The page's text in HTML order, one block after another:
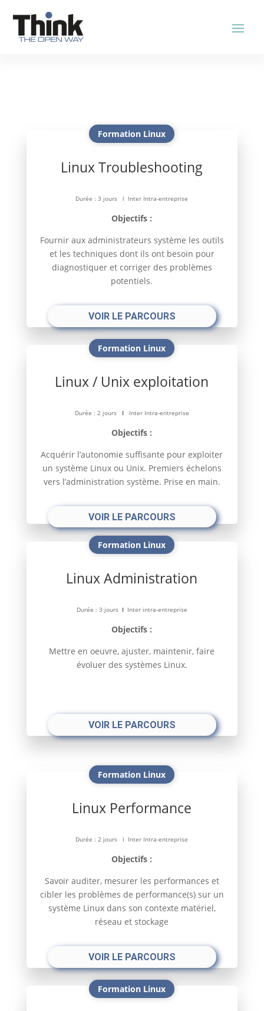
Formation Linux
Linux Troubleshooting
Durée : 3 jours l Inter Intra-entreprise
Objectifs :
Fournir aux administrateurs système les outils
et les techniques dont ils ont besoin pour
diagnostiquer et corriger des problèmes
potentiels.
VOIR LE PARCOURS
Formation Linux
Linux / Unix exploitation
Durée : 2 jours lInter Intra-entreprise
Objectifs :
Acquérir l’autonomie suffisante pour exploiter
un système Linux ou Unix. Premiers échelons
vers l’administration système. Prise en main.
VOIR LE PARCOURS
Formation Linux
Linux Administration
Durée : 3 jours lInter intra-entreprise
Objectifs :
Mettre en oeuvre, ajuster, maintenir, faire
évoluer des systèmes Linux.
VOIR LE PARCOURS
Formation Linux
Linux Performance
Durée : 2 jours l Inter Intra-entreprise
Objectifs :
Savoir auditer, mesurer les performances et
cibler les problèmes de performance(s) sur un
système Linux dans son contexte matériel,
réseau et stockage
VOIR LE PARCOURS
Formation Linux